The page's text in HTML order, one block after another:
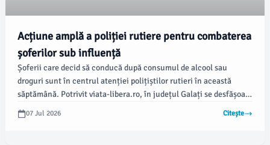
Acțiune amplă a poliției rutiere pentru combaterea
șoferilor sub influență
Șoferii care decid să conducă după consumul de alcool sau
droguri sunt în centrul atenției polițiștilor rutieri în această
săptămână. Potrivit viata-libera.ro, în județul Galați se desfășoară
o acțiune extinsă de control parte a unei operațiuni europene
care își propune să combată una dintre cauzele principale ale
07 Jul 2026 Citește